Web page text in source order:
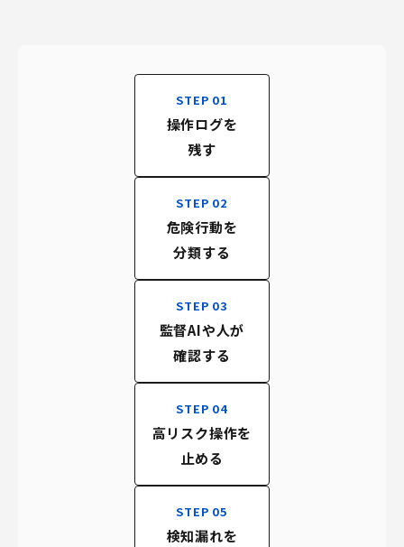
STEP 01
操作ログを
残す
STEP 02
危険行動を
分類する
STEP 03
監督AIや人が
確認する
STEP 04
高リスク操作を
止める
STEP 05
検知漏れを